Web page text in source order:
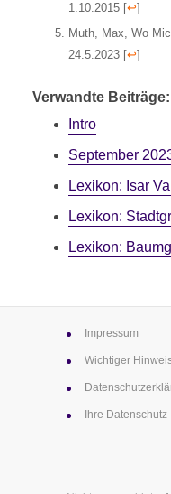
1.10.2015[↩]
Muth, Max, Wo
24.5.2023[↩]
Verwandte Beiträge:
Intro
September
Lexikon: Isar
Lexikon:
Lexikon:
Impressum
Wichtiger
Ihre